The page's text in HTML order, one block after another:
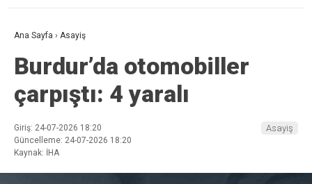
Ana Sayfa › Asayiş
Burdur’da otomobiller
çarpıştı: 4 yaralı
Giriş: 24-07-2026 18:20
Güncelleme: 24-07-2026 18:20
Kaynak: İHA
Asayiş